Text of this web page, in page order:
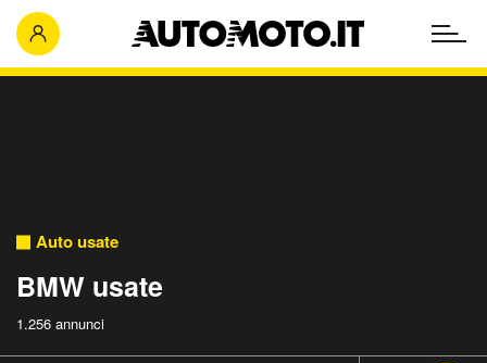
Auto usate
BMW usate
1.256 annunci